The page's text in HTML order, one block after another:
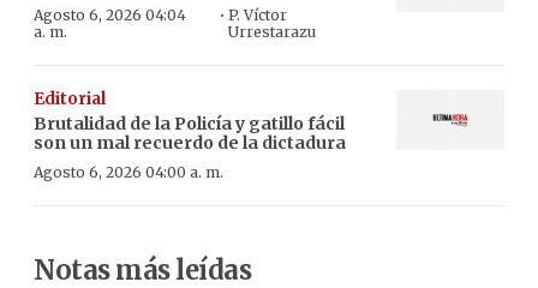
Agosto 6, 2026 04:04
a. m.
· P. Víctor
Urrestarazu
Editorial
Brutalidad de la Policía y gatillo fácil
son un mal recuerdo de la dictadura
Agosto 6, 2026 04:00 a. m.
Notas más leídas